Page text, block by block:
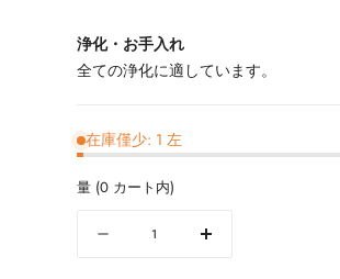
浄化・お手入れ
全ての浄化に適しています。
在庫僅少: 1 左
量 (0 カート内)
数